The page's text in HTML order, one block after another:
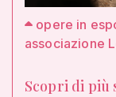
opere in
associazione
Scopri di più